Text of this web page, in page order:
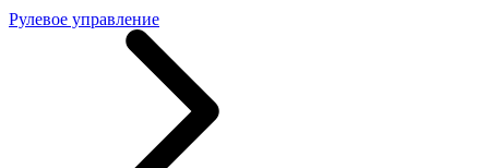
Рулевое управление